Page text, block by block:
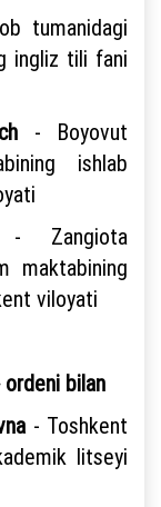
tumanidagi
ingliz tili fani
- Boyovut
ishlab
maktabining
viloyati
ordeni bilan
- Toshkent
litseyi